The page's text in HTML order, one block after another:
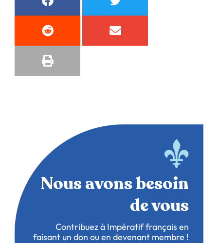
Nous avons besoin
de vous
Contribuez à Impératif français en
faisant un don ou en devenant membre !